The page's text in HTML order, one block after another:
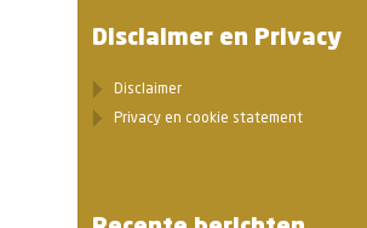
Disclaimer en Privacy
Disclaimer
Privacy en cookie statement